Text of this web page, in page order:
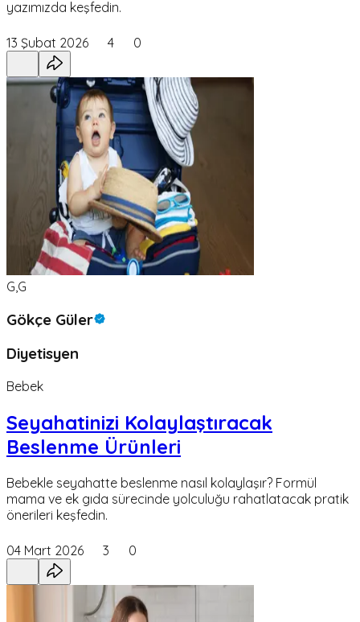
yazımızda keşfedin.
13 Şubat 2026 4 0
G,G
Gökçe Güler
Diyetisyen
Bebek
Seyahatinizi Kolaylaştıracak
Beslenme Ürünleri
Bebekle seyahatte beslenme nasıl kolaylaşır? Formül
mama ve ek gıda sürecinde yolculuğu rahatlatacak pratik
önerileri keşfedin.
04 Mart 2026 3 0